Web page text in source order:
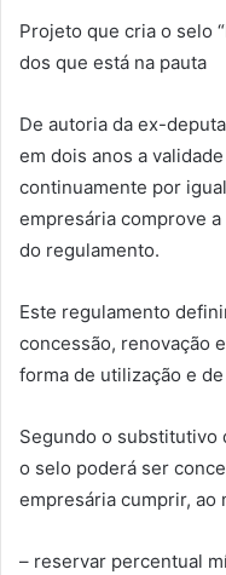
Projeto que cria o selo
dos que está na pauta
De autoria da ex-
em dois anos a
continuamente por
empresária comprove
do regulamento.
Este regulamento
concessão, renovação
forma de utilização e
Segundo o substitutivo
o selo poderá ser
empresária cumprir, ao
– reservar percentual